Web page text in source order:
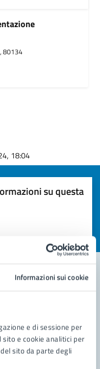
Informazioni sui cookie
e di sessione per
e cookie analitici per
sito da parte degli
80134
18:04
su questa
1 a 5 stelle)
valutare la chiarezza delle